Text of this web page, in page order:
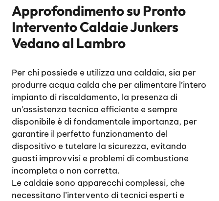
Approfondimento su Pronto
Intervento Caldaie Junkers
Vedano al Lambro
Per chi possiede e utilizza una caldaia, sia per
produrre acqua calda che per alimentare l’intero
impianto di riscaldamento, la presenza di
un’assistenza tecnica efficiente e sempre
disponibile è di fondamentale importanza, per
garantire il perfetto funzionamento del
dispositivo e tutelare la sicurezza, evitando
guasti improvvisi e problemi di combustione
incompleta o non corretta.
Le caldaie sono apparecchi complessi, che
necessitano l’intervento di tecnici esperti e